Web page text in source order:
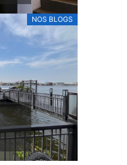
NOS BLOGS